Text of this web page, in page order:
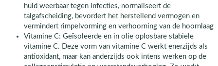
huid weerbaar tegen infecties, normaliseert de
talgafscheiding, bevordert het herstellend vermogen en
vermindert rimpelvorming en verhoorning van de hoornlaag
Vitamine C: Geïsoleerde en in olie oplosbare stabiele
vitamine C. Deze vorm van vitamine C werkt enerzijds als
antioxidant, maar kan anderzijds ook intens werken op de